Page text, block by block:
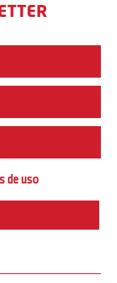
de uso